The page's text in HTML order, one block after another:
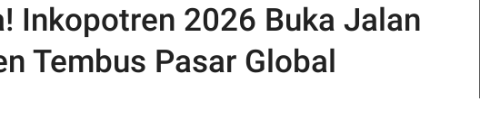
Inkopotren 2026 Buka Jalan
Tembus Pasar Global